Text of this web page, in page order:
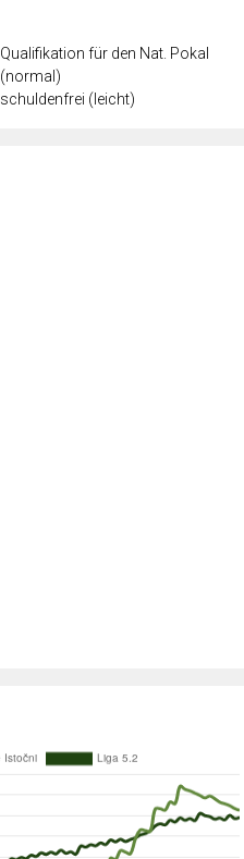
Qualifikation für den Nat. Pokal
(normal)
schuldenfrei (leicht)